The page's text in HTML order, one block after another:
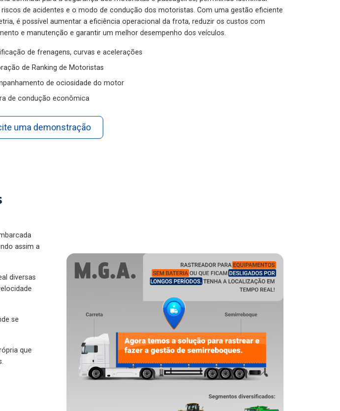
riscos de acidentes e o modo de condução dos motoristas. Com uma gestão eficiente
é possível aumentar a eficiência operacional da frota, reduzir os custos com
e manutenção e garantir um melhor desempenho dos veículos.
de frenagens, curvas e acelerações
de Ranking de Motoristas
de ociosidade do motor
de condução econômica
uma demonstração
assim a
diversas
se
que